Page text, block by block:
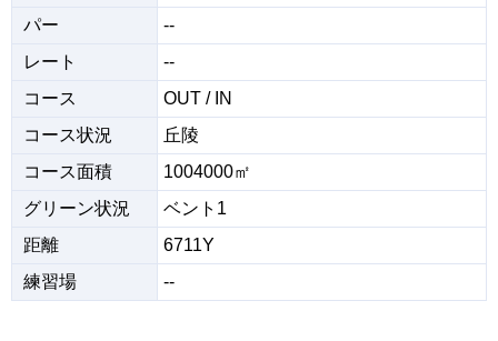
パー
--
レート
--
コース
OUT / IN
コース状況
丘陵
コース面積
1004000㎡
グリーン状況
ベント1
距離
6711Y
練習場
--